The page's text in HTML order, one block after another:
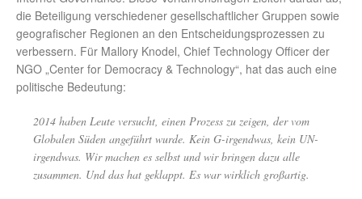
die Beteiligung verschiedener gesellschaftlicher Gruppen sowie
geografischer Regionen an den Entscheidungsprozessen zu
verbessern. Für Mallory Knodel, Chief Technology Officer der
NGO „Center for Democracy & Technology“, hat das auch eine
politische Bedeutung:
2014 haben Leute versucht, einen Prozess zu zeigen, der vom
Globalen Süden angeführt wurde. Kein G-irgendwas, kein UN-
irgendwas. Wir machen es selbst und wir bringen dazu alle
zusammen. Und das hat geklappt. Es war wirklich großartig.